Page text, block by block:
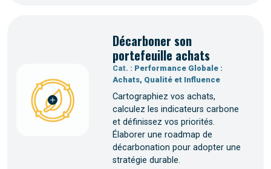
Décarboner son
portefeuille achats
Cat. : Performance Globale :
Achats, Qualité et Influence
Cartographiez vos achats,
calculez les indicateurs carbone
et définissez vos priorités.
Élaborer une roadmap de
décarbonation pour adopter une
stratégie durable.